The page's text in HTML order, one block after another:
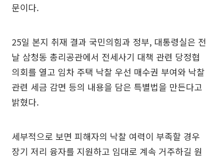
문이다.
25일 본지 취재 결과 국민의힘과 정부, 대통령실은 전
날 삼청동 총리공관에서 전세사기 대책 관련 당정협
의회를 열고 임차 주택 낙찰 우선 매수권 부여와 낙찰
관련 세금 감면 등의 내용을 담은 특별법을 만든다고
밝혔다.
세부적으로 보면 피해자의 낙찰 여력이 부족할 경우
장기 저리 융자를 지원하고 임대로 계속 거주하길 원